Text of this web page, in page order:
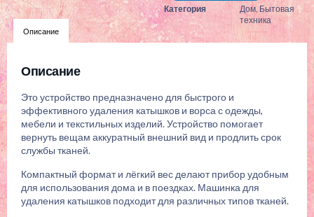
Категория Дом Бытовая
техника
Описание
Описание
Это устройство предназначено для быстрого и
эффективного удаления катышков и ворса с одежды,
мебели и текстильных изделий. Устройство помогает
вернуть вещам аккуратный внешний вид и продлить срок
службы тканей.
Компактный формат и лёгкий вес делают прибор удобным
для использования дома и в поездках. Машинка для
удаления катышков подходит для различных типов тканей.